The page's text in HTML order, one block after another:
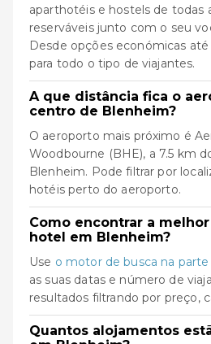
aparthotéis e hostels de todas
reserváveis junto com o seu
Desde opções económicas até
para todo o tipo de viajantes.
A que distância fica o
centro de Blenheim?
O aeroporto mais próximo é
Woodbourne (BHE), a 7.5 km
Blenheim. Pode filtrar por
hotéis perto do aeroporto.
Como encontrar a
hotel em Blenheim?
Use o motor de busca na
as suas datas e número de
resultados filtrando por preço,
Quantos alojamentos